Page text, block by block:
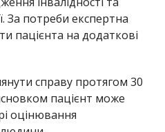
За потреби експертна
пацієнта на додаткові
справу протягом 30
пацієнт може
оцінювання